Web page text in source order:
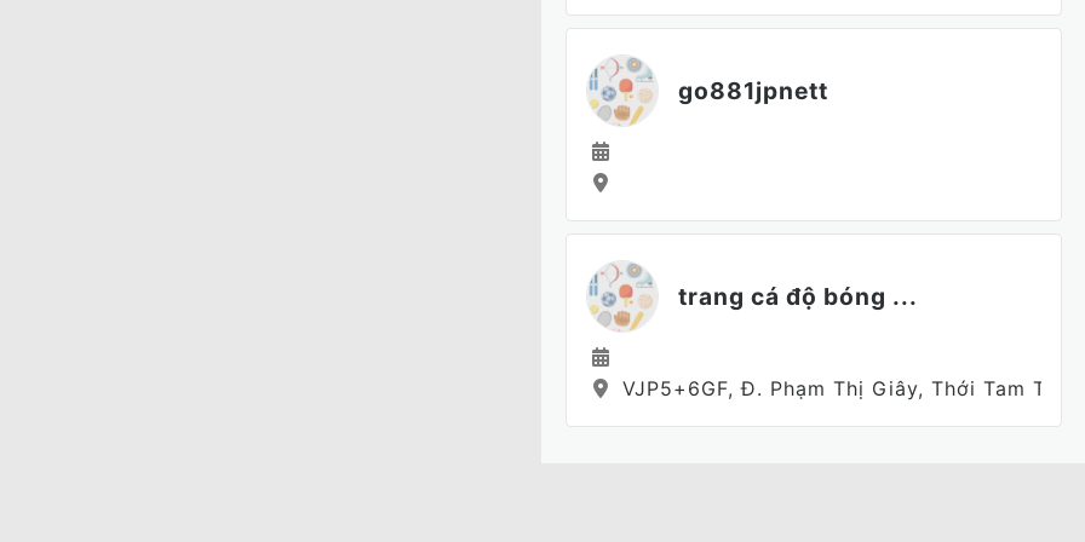
go881jpnett
trang cá độ bóng ...
VJP5+6GF, Đ. Phạm Thị Giây, Thới Tam